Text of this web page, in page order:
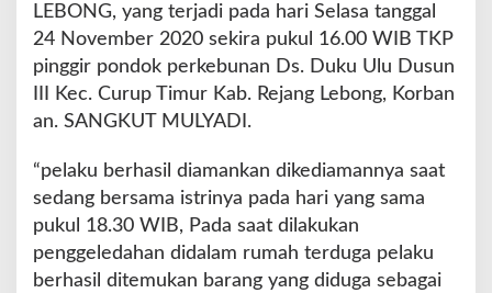
LEBONG, yang terjadi pada hari Selasa tanggal
24 November 2020 sekira pukul 16.00 WIB TKP
pinggir pondok perkebunan Ds. Duku Ulu Dusun
III Kec. Curup Timur Kab. Rejang Lebong, Korban
an. SANGKUT MULYADI.
“pelaku berhasil diamankan dikediamannya saat
sedang bersama istrinya pada hari yang sama
pukul 18.30 WIB, Pada saat dilakukan
penggeledahan didalam rumah terduga pelaku
berhasil ditemukan barang yang diduga sebagai